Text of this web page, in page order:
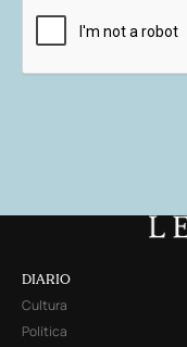
DIARIO
Cultura
Política